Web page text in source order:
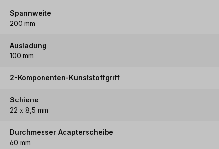
Spannweite
200 mm
Ausladung
100 mm
2-Komponenten-Kunststoffgriff
Schiene
22 x 8,5 mm
Durchmesser Adapterscheibe
60 mm